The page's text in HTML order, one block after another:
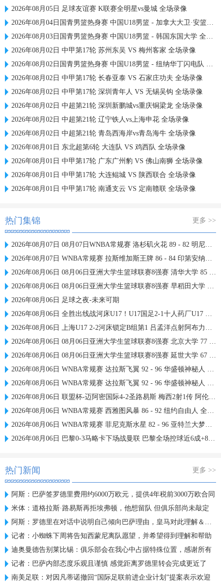
2026年08月05日 足球友谊赛 K联赛全明星vs曼城 全场录像
2026年08月04日国青男篮热身赛 中国U18男篮 - 加拿大大卫·安篮球学院 全场录像
2026年08月03日国青男篮热身赛 中国U18男篮 - 韩国东国大学 全场录像
2026年08月02日 中甲第17轮 苏州东吴 VS 梅州客家 全场录像
2026年08月02日国青男篮热身赛 中国U18男篮 - 纽纳华丁闪电队 全场录像
2026年08月02日 中甲第17轮 长春亚泰 VS 石家庄功夫 全场录像
2026年08月02日 中甲第17轮 深圳青年人 VS 无锡吴钩 全场录像
2026年08月02日 中超第21轮 深圳新鹏城vs重庆铜梁龙 全场录像
2026年08月02日 中超第21轮 辽宁铁人vs上海申花 全场录像
2026年08月02日 中超第21轮 青岛西海岸vs青岛海牛 全场录像
2026年08月01日 东北超第6轮 大连队 VS 鸡西队 全场录像
2026年08月01日 中甲第17轮 广东广州豹 VS 佛山南狮 全场录像
2026年08月01日 中甲第17轮 大连鲲城 VS 陕西联合 全场录像
2026年08月01日 中甲第17轮 南通支云 VS 定南赣联 全场录像
热门集锦 更多 >>
2026年08月07日 08月07日WNBA常规赛 洛杉矶火花 89 - 82 明尼苏达山猫 全场集锦
2026年08月07日 WNBA常规赛 拉斯维加斯王牌 86 - 84 印第安纳狂热 全场集锦
2026年08月06日 08月06日亚洲大学生篮球联赛8强赛 清华大学 85 - 81 菲律宾大学 集锦
2026年08月06日 08月06日亚洲大学生篮球联赛8强赛 早稻田大学 78 - 71 高丽大学 集锦
2026年08月06日 足球之夜-未来可期
2026年08月06日 全胜出线战河床U17！U17国足2-1十人药厂U17 赵松源登场1分钟传射
2026年08月06日 上海U17 2-2河床锁定B组第1 吕孟洋点射阿布力米破门 将战A组第2
2026年08月06日 08月06日亚洲大学生篮球联赛8强赛 北京大学 77 - 79 上海交通大学 集锦
2026年08月06日 08月06日亚洲大学生篮球联赛8强赛 延世大学 67 - 72 政治大学 集锦
2026年08月06日 WNBA常规赛 达拉斯飞翼 92 - 96 华盛顿神秘人 全场集锦
2026年08月06日 WNBA常规赛 达拉斯飞翼 92 - 96 华盛顿神秘人 全场集锦
2026年08月06日 联盟杯-迈阿密国际4-2圣路易斯 梅西2射1传 阿伦助攻戴帽
2026年08月06日 WNBA常规赛 西雅图风暴 86 - 92 纽约自由人 全场集锦
2026年08月06日 WNBA常规赛 菲尼克斯水星 82 - 96 亚特兰大梦想 全场集锦
2026年08月06日 巴黎0-3马略卡下场战曼联 巴黎全场控球近6成+8射3正未果
热门新闻 更多 >>
阿斯：巴萨签罗德里费用约6000万欧元，提供4年税前3000万欧合同
米体：道格拉斯·路易斯再拒埃弗顿，他想留队 但俱乐部尚未敲定
阿斯：罗德里在对话中说明自己倾向巴萨理由，皇马对此理解＆祝好
记者：小蜘蛛下周将告知西蒙尼离队愿望，并希望得到理解和帮助
迪奥曼德告别莱比锡：俱乐部会在我心中占据特殊位置，感谢所有
记者：巴萨内部态度乐观且谨慎 感觉距离罗德里转会完成更近了
南美足联：对因凡蒂诺撤回“国际足联前进企业计划”提案表示欢迎